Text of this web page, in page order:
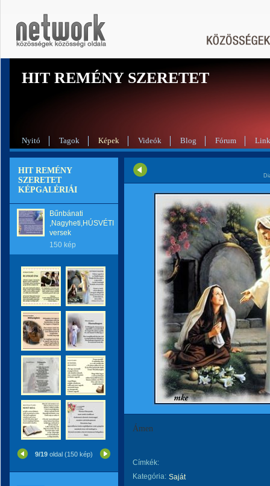
HIT REMÉNY SZERETET
Nyitó Tagok Képek Videók Blog Fórum
HIT REMÉNY
SZERETET
KÉPGALÉRIÁI
Bűnbánati
,Nagyheti,HÚSVÉTI
versek
150 kép
9/19 oldal (150 kép)
Ámen
Címkék:
Kategória: Saját